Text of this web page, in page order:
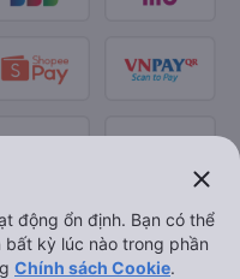
close
động ổn định. Bạn có thể
kỳ lúc nào trong phần
Chính sách Cookie.